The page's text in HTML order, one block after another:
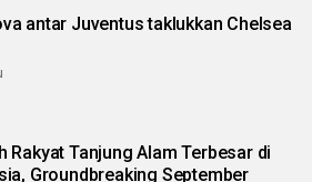
antar Juventus taklukkan Chelsea
Rakyat Tanjung Alam Terbesar di
Groundbreaking September